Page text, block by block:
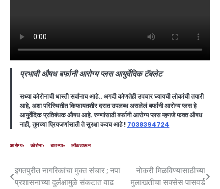
प्रभावी औषध बर्फानी आरोग्य प्लस आयुर्वेदिक टॅबलेट
सध्या कोरोनाची धास्ती सर्वांनाच आहे.. अगदी कोणतेही उपचार घ्यायची लोकांची तयारी
आहे, अशा परिस्थितीत किफायतशीर दरात उपलब्ध असलेलं बर्फानी आरोग्य प्लस हे
आयुर्वेदिक प्रतिबंधक औषध आहे. रुग्णांसाठी बर्फानी आरोग्य प्लस म्हणजे फक्त औषध
नाही, तुमच्या प्रियजणांसाठी ते सुरक्षा कवच आहे ! 7038394724
आरोग्य कोरोना बातम्या लॉकडाऊन
इगतपुरीत नागरिकांचा मुक्त संचार ; नपा
प्रशासनाच्या दुर्लक्षामुळे संकटात वाढ
नोकरी मिळविण्यासाठीच्या
मुलाखतीचा सक्सेस पासवर्ड